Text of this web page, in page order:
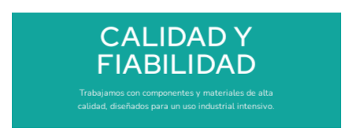
CALIDAD Y
FIABILIDAD
Trabajamos con componentes y materiales de alta
calidad, diseñados para un uso industrial intensivo.